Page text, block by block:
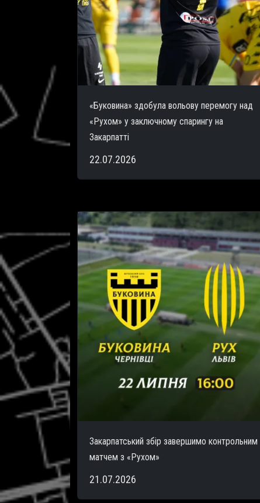
«Буковина» здобула вольову перемогу над
«Рухом» у заключному спарингу на
Закарпатті
22.07.2026
Закарпатський збір завершимо контрольним
матчем з «Рухом»
21.07.2026